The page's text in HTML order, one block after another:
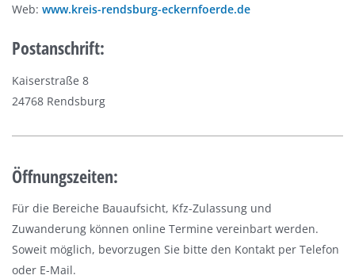
Web: www.kreis-rendsburg-eckernfoerde.de
Postanschrift:
Kaiserstraße 8
24768 Rendsburg
Öffnungszeiten:
Für die Bereiche Bauaufsicht, Kfz-Zulassung und
Zuwanderung können online Termine vereinbart werden.
Soweit möglich, bevorzugen Sie bitte den Kontakt per Telefon
oder E-Mail.